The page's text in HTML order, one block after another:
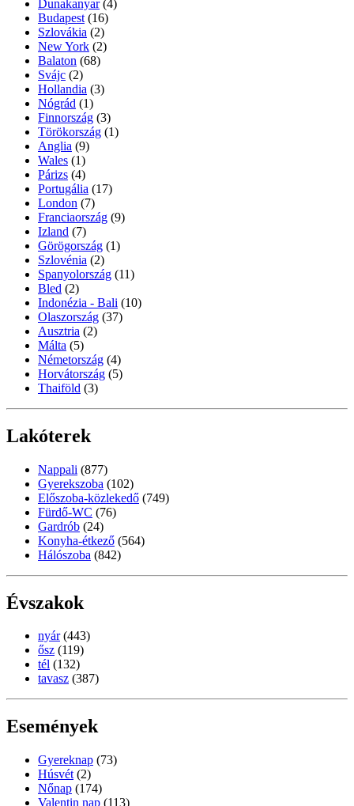
Dunakanyar (4)
Budapest (16)
Szlovákia (2)
New York (2)
Balaton (68)
Svájc (2)
Hollandia (3)
Nógrád (1)
Finnország (3)
Törökország (1)
Anglia (9)
Wales (1)
Párizs (4)
Portugália (17)
London (7)
Franciaország (9)
Izland (7)
Görögország (1)
Szlovénia (2)
Spanyolország (11)
Bled (2)
Indonézia - Bali (10)
Olaszország (37)
Ausztria (2)
Málta (5)
Németország (4)
Horvátország (5)
Thaiföld (3)
Lakóterek
Nappali (877)
Gyerekszoba (102)
Előszoba-közlekedő (749)
Fürdő-WC (76)
Gardrób (24)
Konyha-étkező (564)
Hálószoba (842)
Évszakok
nyár (443)
ősz (119)
tél (132)
tavasz (387)
Események
Gyereknap (73)
Húsvét (2)
Nőnap (174)
Valentin nap (113)